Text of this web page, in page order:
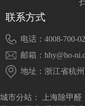
联系方式
电话：4008-700-
邮箱：hhy@ho-
地址：浙江省杭
城市分站： 上海除甲醛